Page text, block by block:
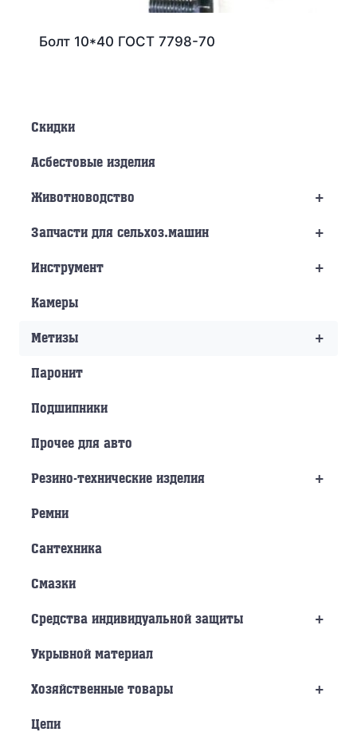
Болт 10*40 ГОСТ 7798-70
Скидки
Асбестовые изделия
+
Животноводство
+
Запчасти для сельхоз.машин
+
Инструмент
Камеры
+
Метизы
Паронит
Подшипники
Прочее для авто
+
Резино-технические изделия
Ремни
Сантехника
Смазки
+
Средства индивидуальной защиты
Укрывной материал
+
Хозяйственные товары
Цепи